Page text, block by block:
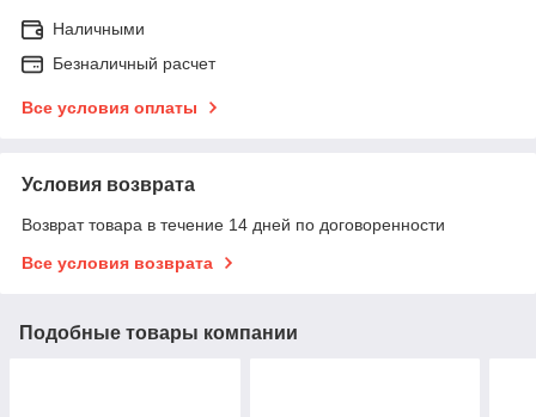
Наличными
Безналичный расчет
Все условия оплаты
Условия возврата
Возврат товара в течение 14 дней по договоренности
Все условия возврата
Подобные товары компании